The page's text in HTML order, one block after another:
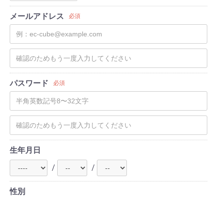
メールアドレス 必須
パスワード 必須
生年月日
/
/
性別